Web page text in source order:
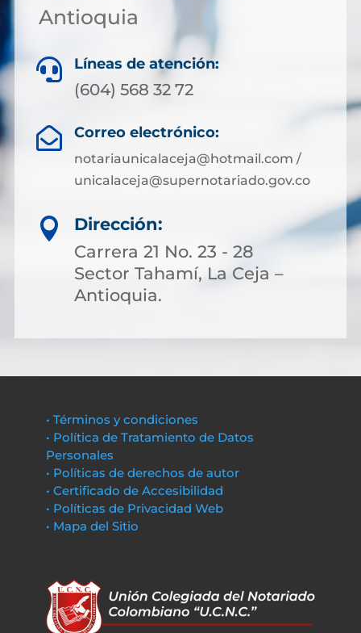
Antioquia
 Líneas de atención:
(604) 568 32 72
 Correo electrónico:
notariaunicalaceja@hotmail.com /
unicalaceja@supernotariado.gov.co

Dirección:
Carrera 21 No. 23 - 28
Sector Tahamí, La Ceja –
Antioquia.
• Términos y condiciones
• Política de Tratamiento de Datos
Personales
• Políticas de derechos de autor
• Certificado de Accesibilidad
• Políticas de Privacidad Web
• Mapa del Sitio